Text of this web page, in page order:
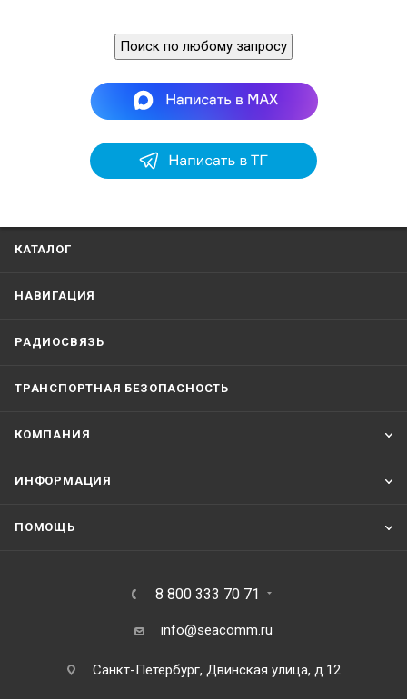
Поиск по любому запросу
КАТАЛОГ
НАВИГАЦИЯ
РАДИОСВЯЗЬ
ТРАНСПОРТНАЯ БЕЗОПАСНОСТЬ
КОМПАНИЯ
ИНФОРМАЦИЯ
ПОМОЩЬ
8 800 333 70 71
info@seacomm.ru
Санкт-Петербург, Двинская улица, д.12